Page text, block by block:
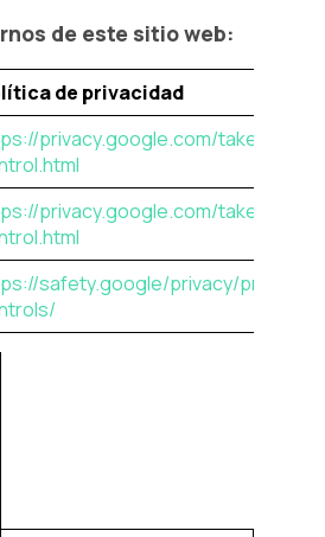
de este sitio web:
de privacidad
privacy.google.com/take-
privacy.google.com/take-
safety.google/privacy/privacy-